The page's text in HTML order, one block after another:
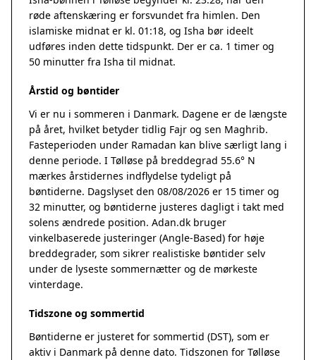
røde aftenskæring er forsvundet fra himlen. Den
islamiske midnat er kl. 01:18, og Isha bør ideelt
udføres inden dette tidspunkt. Der er ca. 1 timer og
50 minutter fra Isha til midnat.
Årstid og bøntider
Vi er nu i sommeren i Danmark. Dagene er de længste
på året, hvilket betyder tidlig Fajr og sen Maghrib.
Fasteperioden under Ramadan kan blive særligt lang i
denne periode. I Tølløse på breddegrad 55.6° N
mærkes årstidernes indflydelse tydeligt på
bøntiderne. Dagslyset den 08/08/2026 er 15 timer og
32 minutter, og bøntiderne justeres dagligt i takt med
solens ændrede position. Adan.dk bruger
vinkelbaserede justeringer (Angle-Based) for høje
breddegrader, som sikrer realistiske bøntider selv
under de lyseste sommernætter og de mørkeste
vinterdage.
Tidszone og sommertid
Bøntiderne er justeret for sommertid (DST), som er
aktiv i Danmark på denne dato. Tidszonen for Tølløse